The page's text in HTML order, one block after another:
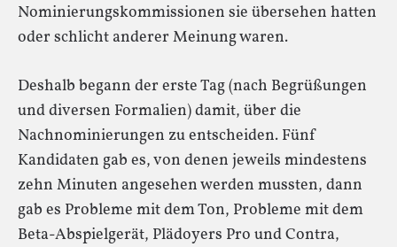
Nominierungskommissionen sie übersehen hatten
oder schlicht anderer Meinung waren.
Deshalb begann der erste Tag (nach Begrüßungen
und diversen Formalien) damit, über die
Nachnominierungen zu entscheiden. Fünf
Kandidaten gab es, von denen jeweils mindestens
zehn Minuten angesehen werden mussten, dann
gab es Probleme mit dem Ton, Probleme mit dem
Beta-Abspielgerät, Plädoyers Pro und Contra,